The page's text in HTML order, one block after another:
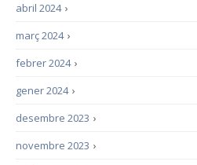
›
abril 2024
›
març 2024
›
febrer 2024
›
gener 2024
›
desembre 2023
›
novembre 2023